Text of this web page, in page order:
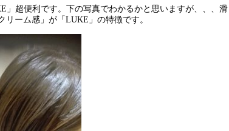
超便利です。下の写真でわかるかと思いますが、、、
リーム感」が「LUKE」の特徴です。